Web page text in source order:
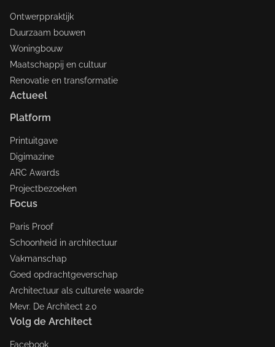
Ontwerppraktijk
Duurzaam bouwen
Woningbouw
Maatschappij en cultuur
Renovatie en transformatie
Actueel
Platform
Printuitgave
Digimazine
ARC Awards
Projectbezoeken
Focus
Paris Proof
Schoonheid in architectuur
Vakmanschap
Goed opdrachtgeverschap
Architectuur als culturele waarde
Mevr. De Architect 2.0
Volg de Architect
Facebook